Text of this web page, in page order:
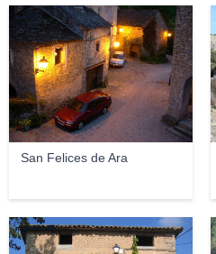
San Felices de Ara
macflix
marcelino98